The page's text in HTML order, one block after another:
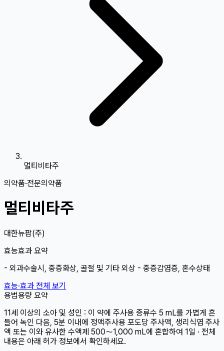
멀티비타주
의약품·전문의약품
멀티비타주
대한뉴팜(주)
효능효과 요약
- 외과수술시, 중증화상, 골절 및 기타 외상 - 중증감염증, 혼수상태
효능·효과 전체 보기
용법용량 요약
11세 이상의 소아 및 성인 : 이 약에 주사용 증류수 5 mL를 가볍게 흔
들어 녹인 다음, 5분 이내에 정맥주사용 포도당 주사액, 생리식염 주사
액 또는 이와 유사한 수액제 500～1,000 mL에 혼합하여 1일 · 전체
내용은 아래 허가 정보에서 확인하세요.